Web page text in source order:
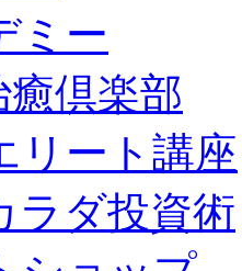
ミー
癒倶楽部
リート講座
ラダ投資術